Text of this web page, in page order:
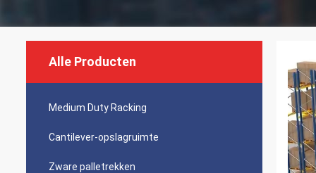
Alle Producten
Medium Duty Racking
Cantilever-opslagruimte
Zware palletrekken